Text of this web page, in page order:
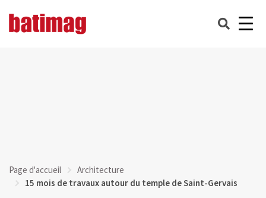
Page d'accueil
Architecture
15 mois de travaux autour du temple de Saint-Gervais